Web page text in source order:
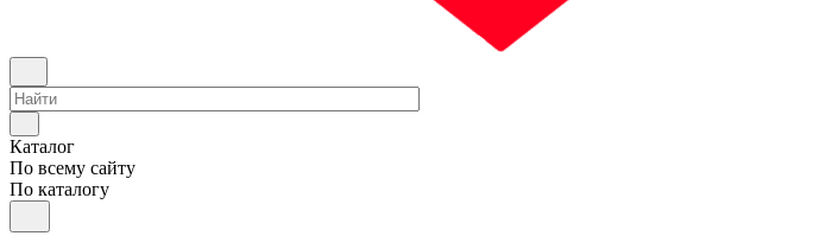
Каталог
По всему сайту
По каталогу